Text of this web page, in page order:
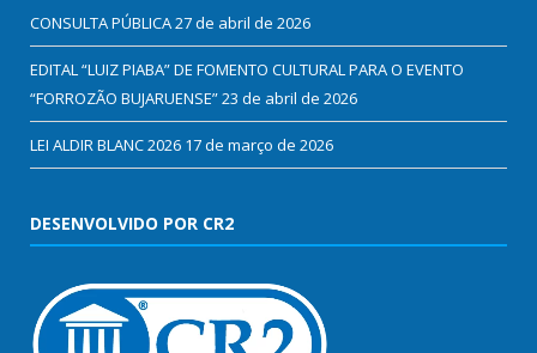
CONSULTA PÚBLICA27 de abril de 2026
EDITAL “LUIZ PIABA” DE FOMENTO CULTURAL PARA O EVENTO
“FORROZÃO BUJARUENSE”23 de abril de 2026
LEI ALDIR BLANC 2026 17 de março de 2026
DESENVOLVIDO POR CR2